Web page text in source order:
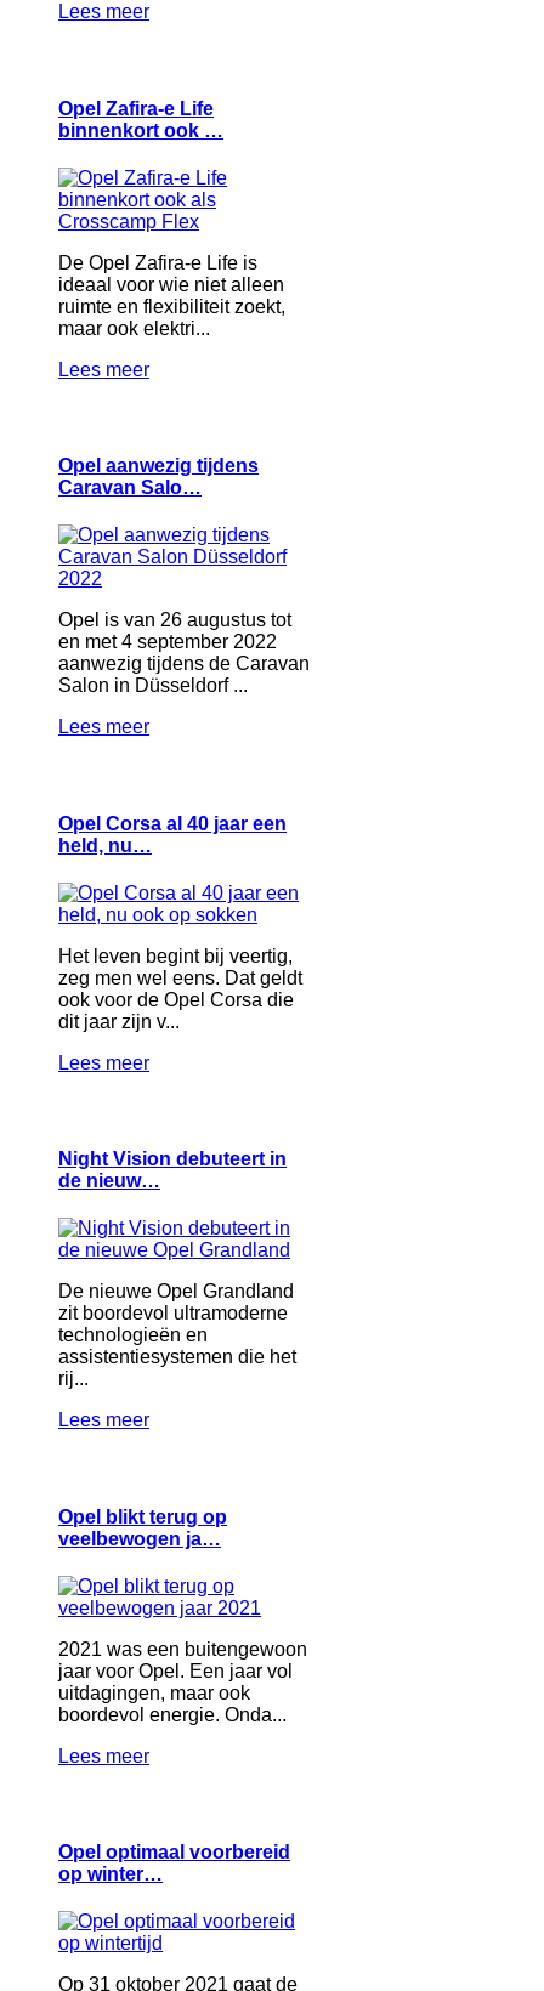
Lees meer
Opel Zafira-e Life
binnenkort ook …
De Opel Zafira-e Life is
ideaal voor wie niet alleen
ruimte en flexibiliteit zoekt,
maar ook elektri...
Lees meer
Opel aanwezig tijdens
Caravan Salo…
Opel is van 26 augustus tot
en met 4 september 2022
aanwezig tijdens de Caravan
Salon in Düsseldorf ...
Lees meer
Opel Corsa al 40 jaar een
held, nu…
Het leven begint bij veertig,
zeg men wel eens. Dat geldt
ook voor de Opel Corsa die
dit jaar zijn v...
Lees meer
Night Vision debuteert in
de nieuw…
De nieuwe Opel Grandland
zit boordevol ultramoderne
technologieën en
assistentiesystemen die het
rij...
Lees meer
Opel blikt terug op
veelbewogen ja…
2021 was een buitengewoon
jaar voor Opel. Een jaar vol
uitdagingen, maar ook
boordevol energie. Onda...
Lees meer
Opel optimaal voorbereid
op winter…
Op 31 oktober 2021 gaat de